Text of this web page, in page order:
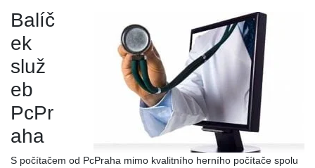
Balíč
ek
služ
eb
PcPr
aha
S počítačem od PcPraha mimo kvalitního herního počítače spolu